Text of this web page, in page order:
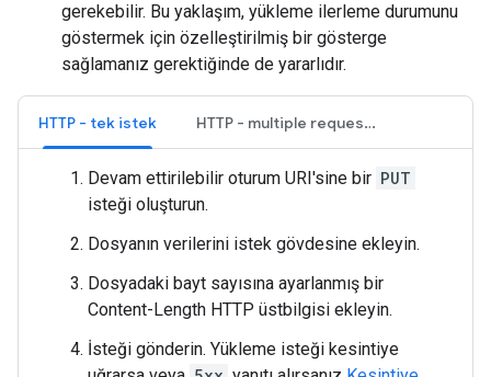
gerekebilir. Bu yaklaşım, yükleme ilerleme durumunu
göstermek için özelleştirilmiş bir gösterge
sağlamanız gerektiğinde de yararlıdır.
HTTP - tek istek HTTP - multiple requests
Devam ettirilebilir oturum URI'sine bir PUT
isteği oluşturun.
Dosyanın verilerini istek gövdesine ekleyin.
Dosyadaki bayt sayısına ayarlanmış bir
Content-Length HTTP üstbilgisi ekleyin.
İsteği gönderin. Yükleme isteği kesintiye